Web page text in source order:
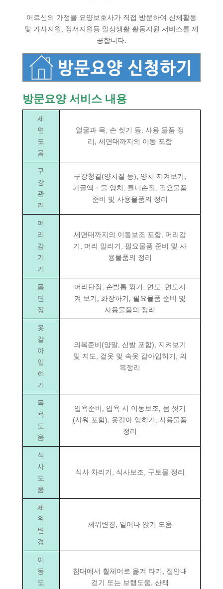
어르신의 가정을 요양보호사가 직접 방문하여 신체활동
및 가사지원, 정서지원등 일상생활 활동지원 서비스를 제
공합니다.
방문요양 서비스 내용
세
면
도
움
얼굴과 목, 손 씻기 등, 사용 물품 정
리, 세면대까지의 이동 포함
구
강
관
리
구강청결(양치질 등), 양치 지켜보기,
가글액ㆍ물 양치, 틀니손질, 필요물품
준비 및 사용물품의 정리
머
리
감
기
기
세면대까지의 이동보조 포함, 머리감
기, 머리 말리기, 필요물품 준비 및 사
용물품의 정리
몸
단
장
머리단장, 손발톱 깎기, 면도, 면도지
켜 보기, 화장하기, 필요물품 준비 및
사용물품의 정리
옷
갈
아
입
히
기
의복준비(양말, 신발 포함), 지켜보기
및 지도, 겉옷 및 속옷 갈아입히기, 의
복정리
목
욕
도
움
입욕준비, 입욕 시 이동보조, 몸 씻기
(샤워 포함), 옷갈아 입히기, 사용물품
정리
식
사
도
움
식사 차리기, 식사보조, 구토물 정리
체
위
변
경
체위변경, 일어나 앉기 도움
이
동
도
침대에서 휠체어로 옮겨 타기, 집안내
걷기 또는 보행도움, 산책